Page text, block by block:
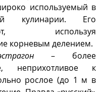
используемый в
кулинарии. Его
используя
– более
неприхотливое к
рослое (до 1 м в